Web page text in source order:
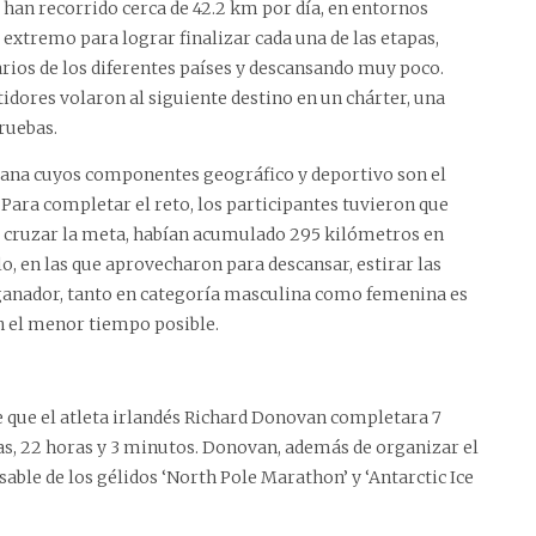
recorrido cerca de 42.2 km por día, en entornos
para lograr finalizar cada una de las etapas,
de los diferentes países y descansando muy poco.
volaron al siguiente destino en un chárter, una
cuyos componentes geográfico y deportivo son el
completar el reto, los participantes tuvieron que
cruzar la meta, habían acumulado 295 kilómetros en
en las que aprovecharon para descansar, estirar las
tanto en categoría masculina como femenina es
el menor tiempo posible.
que el atleta irlandés Richard Donovan completara 7
22 horas y 3 minutos. Donovan, además de organizar el
de los gélidos ‘North Pole Marathon’ y ‘Antarctic Ice